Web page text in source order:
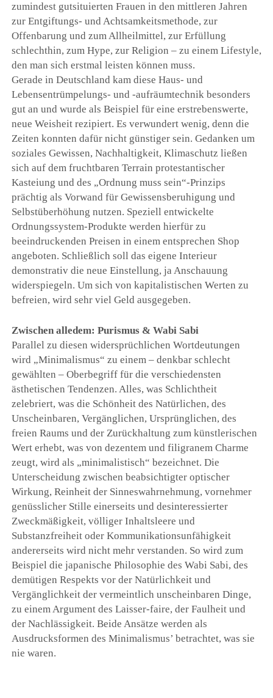
zumindest gutsituierten Frauen in den mittleren Jahren
zur Entgiftungs- und Achtsamkeitsmethode, zur
Offenbarung und zum Allheilmittel, zur Erfüllung
schlechthin, zum Hype, zur Religion – zu einem Lifestyle,
den man sich erstmal leisten können muss.
Gerade in Deutschland kam diese Haus- und
Lebensentrümpelungs- und -aufräumtechnik besonders
gut an und wurde als Beispiel für eine erstrebenswerte,
neue Weisheit rezipiert. Es verwundert wenig, denn die
Zeiten konnten dafür nicht günstiger sein. Gedanken um
soziales Gewissen, Nachhaltigkeit, Klimaschutz ließen
sich auf dem fruchtbaren Terrain protestantischer
Kasteiung und des „Ordnung muss sein“-Prinzips
prächtig als Vorwand für Gewissensberuhigung und
Selbstüberhöhung nutzen. Speziell entwickelte
Ordnungssystem-Produkte werden hierfür zu
beeindruckenden Preisen in einem entsprechen Shop
angeboten. Schließlich soll das eigene Interieur
demonstrativ die neue Einstellung, ja Anschauung
widerspiegeln. Um sich von kapitalistischen Werten zu
befreien, wird sehr viel Geld ausgegeben.
Zwischen alledem: Purismus & Wabi Sabi
Parallel zu diesen widersprüchlichen Wortdeutungen
wird „Minimalismus“ zu einem – denkbar schlecht
gewählten – Oberbegriff für die verschiedensten
ästhetischen Tendenzen. Alles, was Schlichtheit
zelebriert, was die Schönheit des Natürlichen, des
Unscheinbaren, Vergänglichen, Ursprünglichen, des
freien Raums und der Zurückhaltung zum künstlerischen
Wert erhebt, was von dezentem und filigranem Charme
zeugt, wird als „minimalistisch“ bezeichnet. Die
Unterscheidung zwischen beabsichtigter optischer
Wirkung, Reinheit der Sinneswahrnehmung, vornehmer
genüsslicher Stille einerseits und desinteressierter
Zweckmäßigkeit, völliger Inhaltsleere und
Substanzfreiheit oder Kommunikationsunfähigkeit
andererseits wird nicht mehr verstanden. So wird zum
Beispiel die japanische Philosophie des Wabi Sabi, des
demütigen Respekts vor der Natürlichkeit und
Vergänglichkeit der vermeintlich unscheinbaren Dinge,
zu einem Argument des Laisser-faire, der Faulheit und
der Nachlässigkeit. Beide Ansätze werden als
Ausdrucksformen des Minimalismus’ betrachtet, was sie
nie waren.